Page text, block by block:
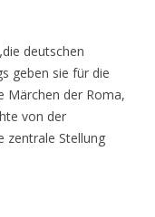
deutschen
geben sie für die
Märchen der Roma,
von der
zentrale Stellung